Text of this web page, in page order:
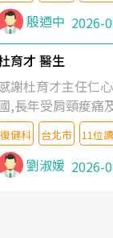
殷迺中 2026-
育才 醫生
謝杜育才主任仁
,長年受肩頸痠痛
授,做了各種檢查,
灸及物理徒手治
類止痛藥都效果
起來,多年失眠嚴
復健科 台北市 11位
劉淑媛 2026-